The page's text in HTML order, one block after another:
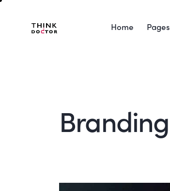
Home Pages